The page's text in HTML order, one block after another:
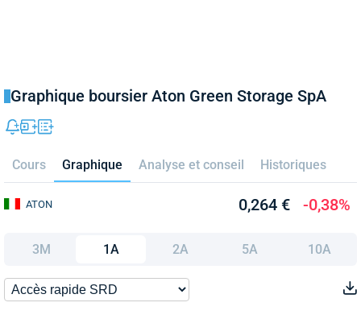
Graphique boursier Aton Green Storage SpA
Cours Graphique Analyse et conseil Historiques
ATON 0,264 € -0,38%
3M 1A 2A 5A 10A